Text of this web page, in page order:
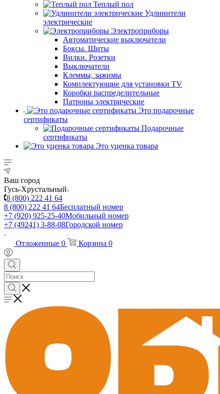
Теплый пол
Удлинители
электрические
Электроприборы
Автоматические выключатели
Боксы. Щиты
Вилки. Розетки
Выключатели
Клеммы, зажимы
Комплектующие для установки TV
Коробки распределительные
Патроны электрические
Это подарочные
сертификаты
Подарочные
сертификаты
Это уценка товара
Ваш город
Гусь-Хрустальный
8 (800) 222 41 64
8 (800) 222 41 64Бесплатный номер
+7 (920) 925-25-40Мобильный номер
+7 (49241) 3-88-08Городской номер
Отложенные 0 Корзина 0